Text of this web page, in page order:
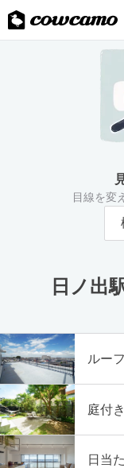
目線を変
日ノ出
ルー
庭付き
日当